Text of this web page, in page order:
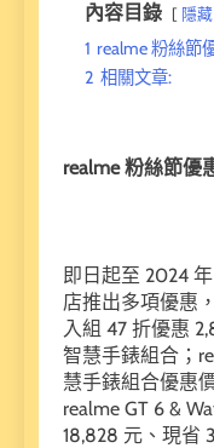
內容目錄 隱藏
1 realme 粉絲節
2 相關文章:
realme 粉絲節優
即日起至 2024
店推出多項優惠
入組 47 折優惠
智慧手錶組合；
慧手錶組合優惠
realme GT 6 &
18,828 元、現省